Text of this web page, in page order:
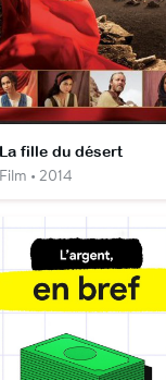
fille du désert
• 2014